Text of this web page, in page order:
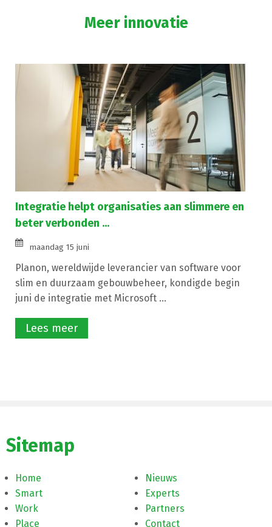
Meer innovatie
Integratie helpt organisaties aan slimmere en
beter verbonden ...
maandag 15 juni
Planon, wereldwijde leverancier van software voor
slim en duurzaam gebouwbeheer, kondigde begin
juni de integratie met Microsoft ...
Lees meer
Sitemap
Home
Smart
Work
Place
Nieuws
Experts
Partners
Contact